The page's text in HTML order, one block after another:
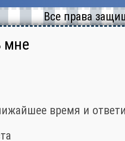
Все права
мне
время и